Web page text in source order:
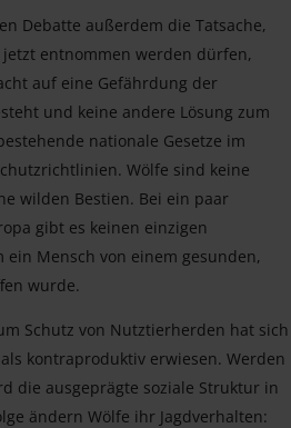
Debatte außerdem die Tatsache,
entnommen werden dürfen,
auf eine Gefährdung der
und keine andere Lösung zum
nationale Gesetze im
Wölfe sind keine
wilden Bestien. Bei ein paar
gibt es keinen einzigen
Mensch von einem gesunden,
wurde.
Schutz von Nutztierherden hat sich
kontraproduktiv erwiesen. Werden
die ausgeprägte soziale Struktur in
ändern Wölfe ihr Jagdverhalten: